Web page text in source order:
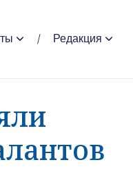
Редакция